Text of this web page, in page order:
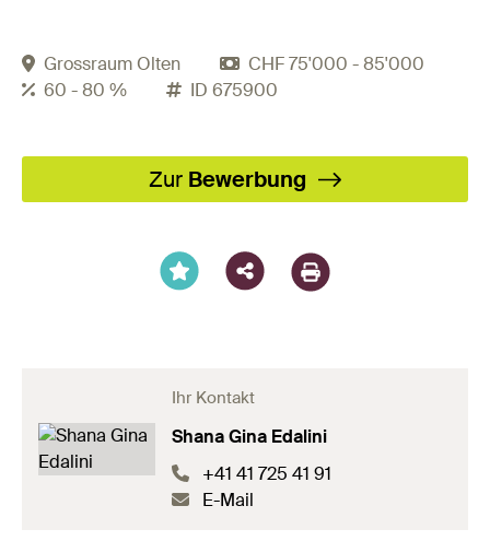
Grossraum Olten
CHF 75'000 - 85'000
60 - 80 %
ID 675900
Zur Bewerbung
Facebook
X LinkedIn
XING
Ihr Kontakt
Shana Gina Edalini
+41 41 725 41 91
E-Mail